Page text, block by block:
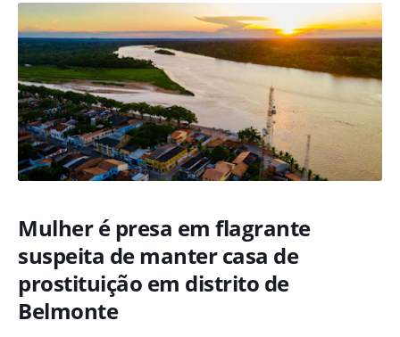
Mulher é presa em flagrante
suspeita de manter casa de
prostituição em distrito de
Belmonte